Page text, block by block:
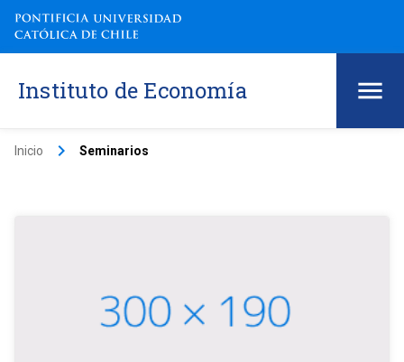
Instituto de Economía
Inicio keyboard_arrow_right Seminarios